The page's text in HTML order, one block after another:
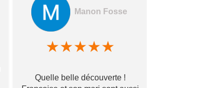
Manon Fosse
★★★★★
Quelle belle découverte !